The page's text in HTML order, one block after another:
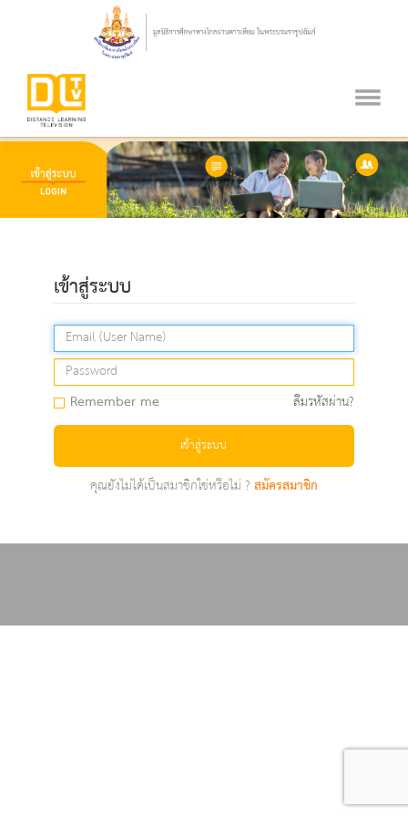
เข้าสู่ระบบ
Remember me ลืมรหัสผ่าน?
เข้าสู่ระบบ
คุณยังไม่ได้เป็นสมาชิกใช่หรือไม่ ?สมัครสมาชิก